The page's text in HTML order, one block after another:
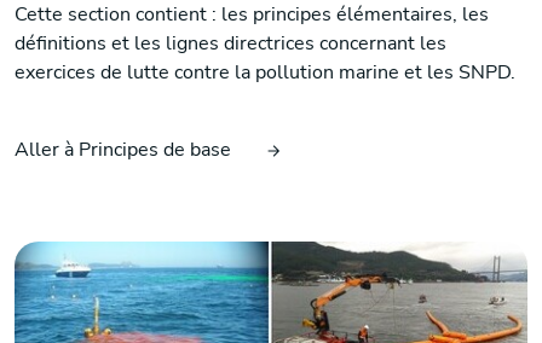
Cette section contient : les principes élémentaires, les
définitions et les lignes directrices concernant les
exercices de lutte contre la pollution marine et les SNPD.
Aller à Principes de base